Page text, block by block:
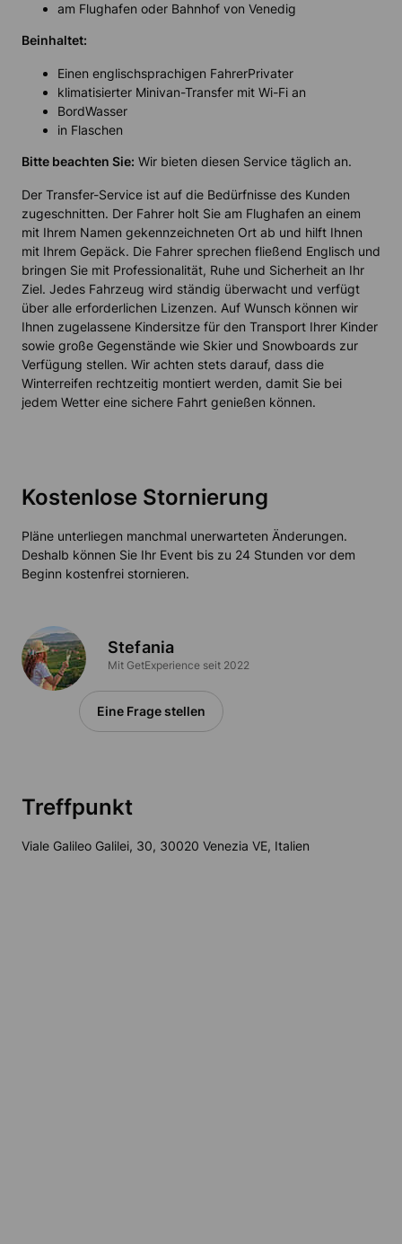
am Flughafen oder Bahnhof von Venedig
Beinhaltet:
Einen englischsprachigen FahrerPrivater
klimatisierter Minivan-Transfer mit Wi-Fi an
BordWasser
in Flaschen
Bitte beachten Sie: Wir bieten diesen Service täglich an.
Der Transfer-Service ist auf die Bedürfnisse des Kunden
zugeschnitten. Der Fahrer holt Sie am Flughafen an einem
mit Ihrem Namen gekennzeichneten Ort ab und hilft Ihnen
mit Ihrem Gepäck. Die Fahrer sprechen fließend Englisch und
bringen Sie mit Professionalität, Ruhe und Sicherheit an Ihr
Ziel. Jedes Fahrzeug wird ständig überwacht und verfügt
über alle erforderlichen Lizenzen. Auf Wunsch können wir
Ihnen zugelassene Kindersitze für den Transport Ihrer Kinder
sowie große Gegenstände wie Skier und Snowboards zur
Verfügung stellen. Wir achten stets darauf, dass die
Winterreifen rechtzeitig montiert werden, damit Sie bei
jedem Wetter eine sichere Fahrt genießen können.
Kostenlose Stornierung
Pläne unterliegen manchmal unerwarteten Änderungen.
Deshalb können Sie Ihr Event bis zu 24 Stunden vor dem
Beginn kostenfrei stornieren.
Stefania
Mit GetExperience seit 2022
Eine Frage stellen
Treffpunkt
Viale Galileo Galilei, 30, 30020 Venezia VE, Italien